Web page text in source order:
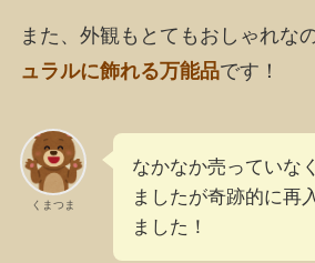
また、外観もとてもおしゃれな
ュラルに飾れる万能品です！
くまつま
なかなか売っていな
ましたが奇跡的に再
ました！